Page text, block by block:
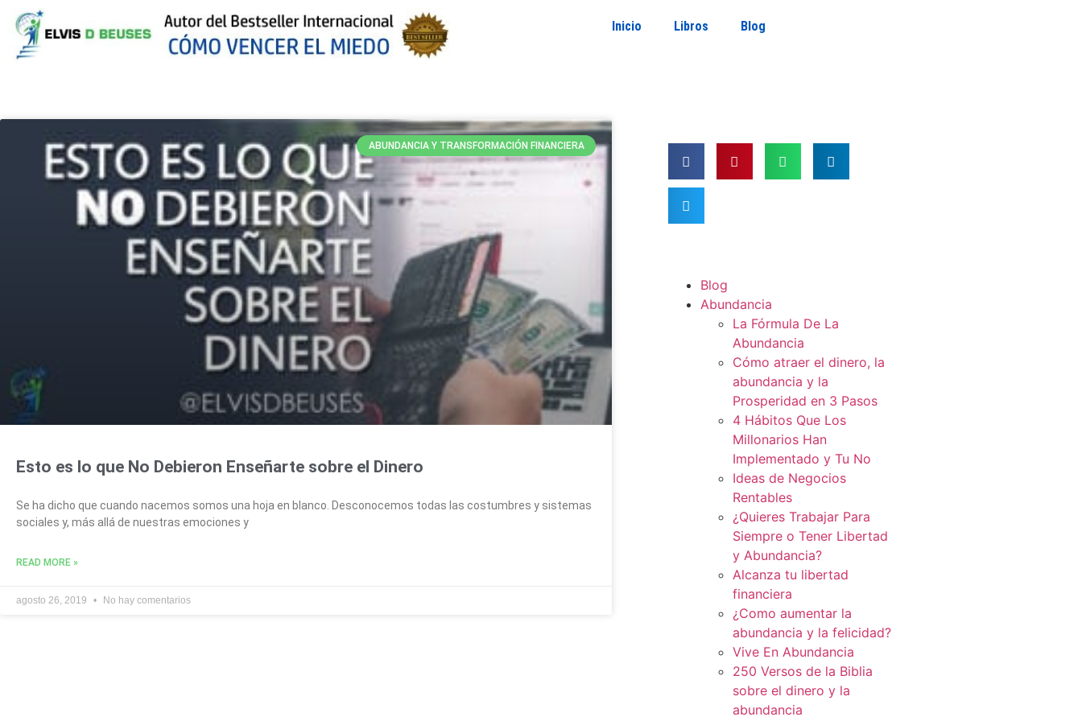
Inicio Libros Blog
ABUNDANCIA Y TRANSFORMACIÓN FINANCIERA
Esto es lo que No Debieron Enseñarte sobre el Dinero
Se ha dicho que cuando nacemos somos una hoja en blanco. Desconocemos todas las costumbres y sistemas
sociales y, más allá de nuestras emociones y
READ MORE »
agosto 26, 2019 No hay comentarios
Blog
Abundancia
La Fórmula De La
Abundancia
Cómo atraer el dinero, la
abundancia y la
Prosperidad en 3 Pasos
4 Hábitos Que Los
Millonarios Han
Implementado y Tu No
Ideas de Negocios
Rentables
¿Quieres Trabajar Para
Siempre o Tener Libertad
y Abundancia?
Alcanza tu libertad
financiera
¿Como aumentar la
abundancia y la felicidad?
Vive En Abundancia
250 Versos de la Biblia
sobre el dinero y la
abundancia